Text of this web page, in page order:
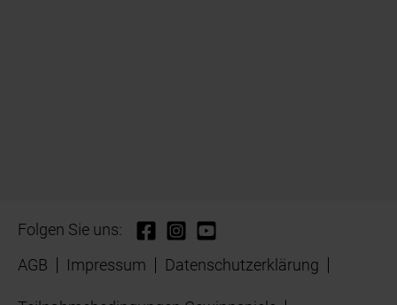
Folgen Sie uns:
AGB
Impressum Datenschutzerklärung